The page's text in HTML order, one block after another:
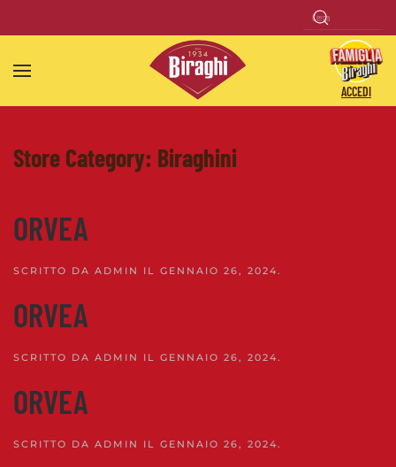
Skip to main content
ACCEDI
Store Category: Biraghini
ORVEA
SCRITTO DA ADMIN IL GENNAIO 26, 2024.
ORVEA
SCRITTO DA ADMIN IL GENNAIO 26, 2024.
ORVEA
SCRITTO DA ADMIN IL GENNAIO 26, 2024.